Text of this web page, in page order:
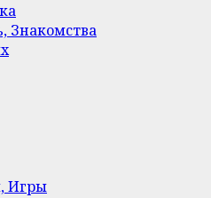
Знакомства
Игры